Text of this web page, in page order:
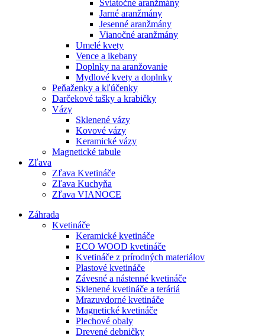
Sviatočné aranžmány
Jarné aranžmány
Jesenné aranžmány
Vianočné aranžmány
Umelé kvety
Vence a ikebany
Doplnky na aranžovanie
Mydlové kvety a doplnky
Peňaženky a kľúčenky
Darčekové tašky a krabičky
Vázy
Sklenené vázy
Kovové vázy
Keramické vázy
Magnetické tabule
Zľava
Zľava Kvetináče
Zľava Kuchyňa
Zľava VIANOCE
Záhrada
Kvetináče
Keramické kvetináče
ECO WOOD kvetináče
Kvetináče z prírodných materiálov
Plastové kvetináče
Závesné a nástenné kvetináče
Sklenené kvetináče a teráriá
Mrazuvdorné kvetináče
Magnetické kvetináče
Plechové obaly
Drevené debničky